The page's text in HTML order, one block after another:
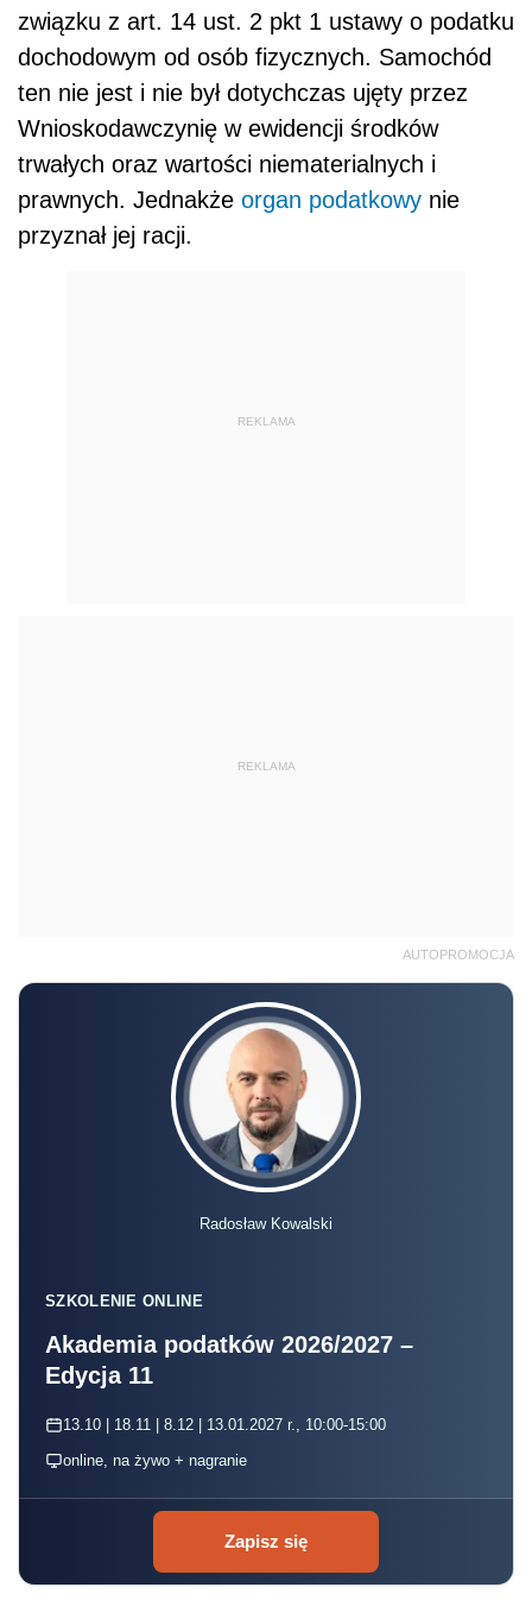
związku z art. 14 ust. 2 pkt 1 ustawy o podatku
dochodowym od osób fizycznych. Samochód
ten nie jest i nie był dotychczas ujęty przez
Wnioskodawczynię w ewidencji środków
trwałych oraz wartości niematerialnych i
prawnych. Jednakże organ podatkowy nie
przyznał jej racji.
REKLAMA
REKLAMA
AUTOPROMOCJA
Radosław Kowalski
SZKOLENIE ONLINE
Akademia podatków 2026/2027 –
Edycja 11
13.10 | 18.11 | 8.12 | 13.01.2027 r., 10:00-15:00
online, na żywo + nagranie
Zapisz się